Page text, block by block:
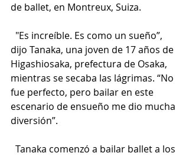
de ballet, en Montreux, Suiza.
dijo Tanaka, una joven de 17 años de
Higashiosaka, prefectura de Osaka,
mientras se secaba las lágrimas. “No
fue perfecto, pero bailar en este
escenario de ensueño me dio mucha
diversión”.